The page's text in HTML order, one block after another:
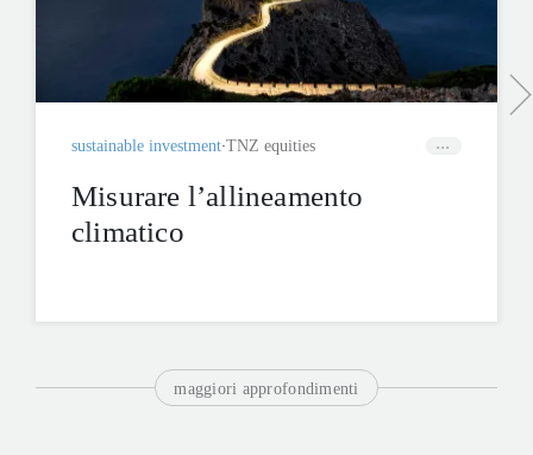
sustainable investment TNZ equities
Misurare l’allineamento
climatico
maggiori approfondimenti